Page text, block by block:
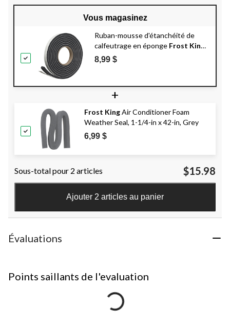
Vous magasinez
Ruban-mousse d'étanchéité de
calfeutrage en éponge Frost King,
3/4 po x 10 pi, noir
8,99 $
+
Frost KingAir Conditioner Foam
Weather Seal, 1-1/4-in x 42-in, Grey
6,99 $
Sous-total pour 2 articles $15.98
Ajouter 2 articles au panier
Évaluations
Points saillants de l'evaluation